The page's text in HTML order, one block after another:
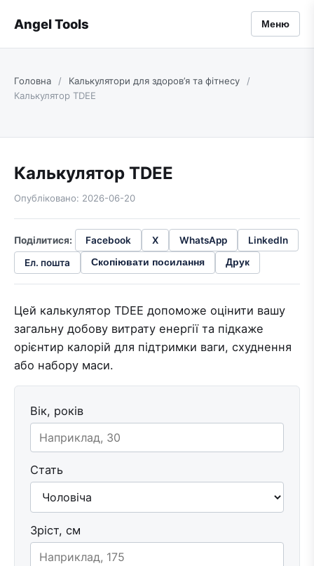
Angel Tools Меню
Головна / Калькулятори для здоров’я та фітнесу
/
Калькулятор TDEE
Калькулятор TDEE
Опубліковано: 2026-06-20
Поділитися: Facebook X WhatsApp
LinkedIn
Ел. пошта
Скопіювати посилання Друк
Цей калькулятор TDEE допоможе оцінити вашу
загальну добову витрату енергії та підкаже
орієнтир калорій для підтримки ваги, схуднення
або набору маси.
Вік, років
Стать
Зріст, см